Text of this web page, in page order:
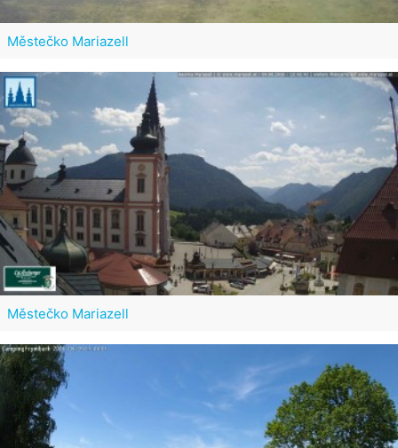
Městečko Mariazell
Městečko Mariazell